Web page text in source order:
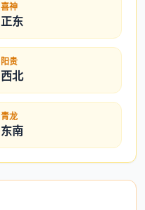
喜神
正东
阳贵
西北
青龙
东南